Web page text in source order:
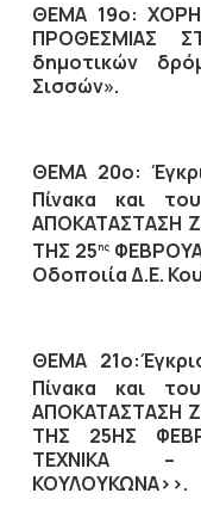
ΘΕΜΑ 19ο:
ΠΡΟΘΕΣΜΙΑΣ
δημοτικών
Σισσών».
ΘΕΜΑ 20ο:
Πίνακα και
ΑΠΟΚΑΤΑΣΤΑΣΗ
ΤΗΣ 25ης
Οδοποιία Δ.Ε.
ΘΕΜΑ
Πίνακα και
ΑΠΟΚΑΤΑΣΤΑΣΗ
ΤΗΣ 25ΗΣ
ΤΕΧΝΙΚΑ –
ΚΟΥΛΟΥΚΩΝΑ>>.